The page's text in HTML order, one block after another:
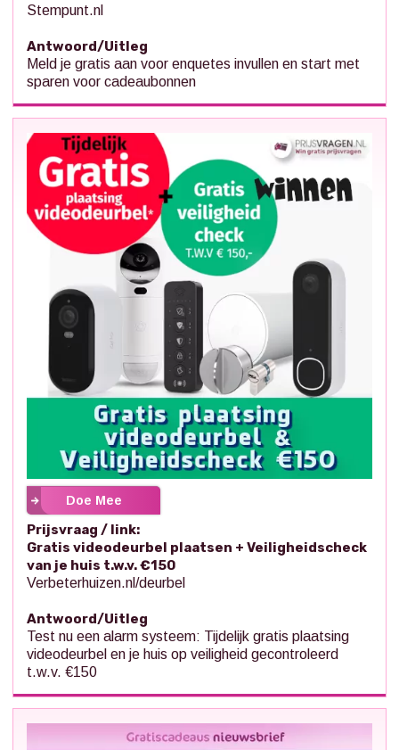
Stempunt.nl
Antwoord/Uitleg
Meld je gratis aan voor enquetes invullen en start met
sparen voor cadeaubonnen
Doe Mee
Prijsvraag / link:
Gratis videodeurbel plaatsen + Veiligheidscheck
van je huis t.w.v. €150
Verbeterhuizen.nl/deurbel
Antwoord/Uitleg
Test nu een alarm systeem: Tijdelijk gratis plaatsing
videodeurbel en je huis op veiligheid gecontroleerd
t.w.v. €150